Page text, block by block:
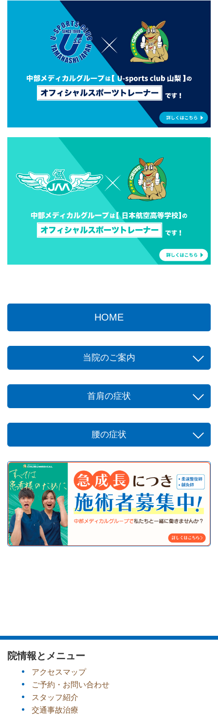
HOME
当院のご案内
首肩の症状
腰の症状
院情報とメニュー
アクセスマップ
ご予約・お問い合わせ
スタッフ紹介
交通事故治療